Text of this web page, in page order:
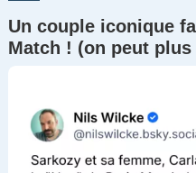
Un couple iconique
Match ! (on peut